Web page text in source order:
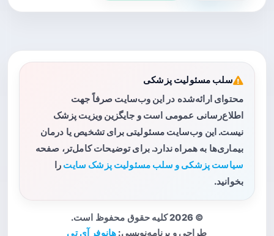
سلب مسئولیت پزشکی
محتوای ارائه‌شده در این وب‌سایت صرفاً جهت
اطلاع‌رسانی عمومی است و جایگزین ویزیت پزشک
نیست. این وب‌سایت مسئولیتی برای تشخیص یا درمان
بیماری‌ها به همراه ندارد. برای توضیحات کامل‌تر، صفحه
سیاست پزشکی و سلب مسئولیت پزشک سایت را
بخوانید.
© 2026 کلیه حقوق محفوظ است.
طراحی و برنامه‌نویسی: هانوفر آی تی